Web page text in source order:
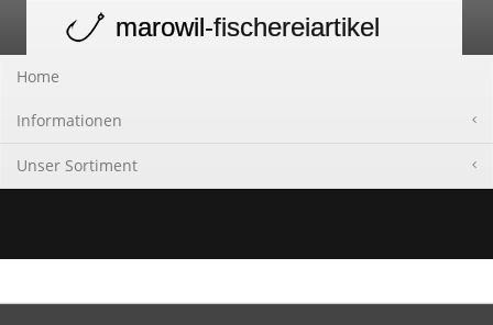
navigation
marowil-fischereiartikel
Home
Informationen
Unser Sortiment